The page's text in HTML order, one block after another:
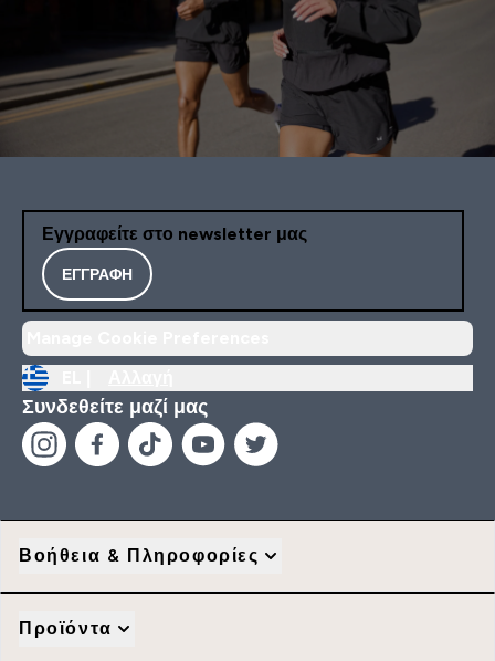
Εγγραφείτε στο newsletter μας
ΕΓΓΡΑΦΉ
Συνδεθείτε μαζί μας
Βοήθεια & Πληροφορίες
Προϊόντα